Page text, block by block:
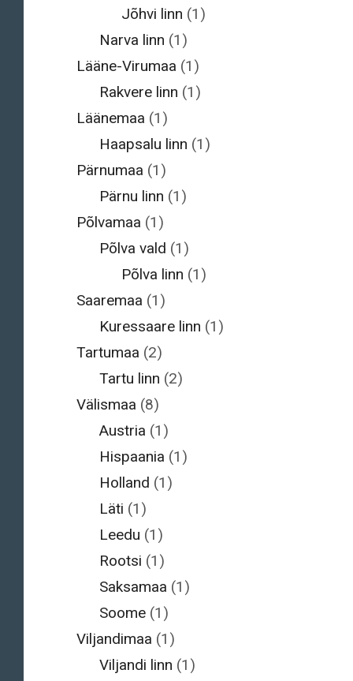
Jõhvi linn (1)
Narva linn (1)
Lääne-Virumaa (1)
Rakvere linn (1)
Läänemaa (1)
Haapsalu linn (1)
Pärnumaa (1)
Pärnu linn (1)
Põlvamaa (1)
Põlva vald (1)
Põlva linn (1)
Saaremaa (1)
Kuressaare linn (1)
Tartumaa (2)
Tartu linn (2)
Välismaa (8)
Austria (1)
Hispaania (1)
Holland (1)
Läti (1)
Leedu (1)
Rootsi (1)
Saksamaa (1)
Soome(1)
Viljandimaa (1)
Viljandi linn (1)